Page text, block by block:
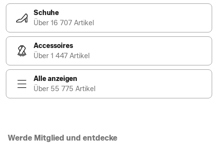
Schuhe
Über 16 707 Artikel
Accessoires
Über 1 447 Artikel
Alle anzeigen
Über 55 775 Artikel
Werde Mitglied und entdecke